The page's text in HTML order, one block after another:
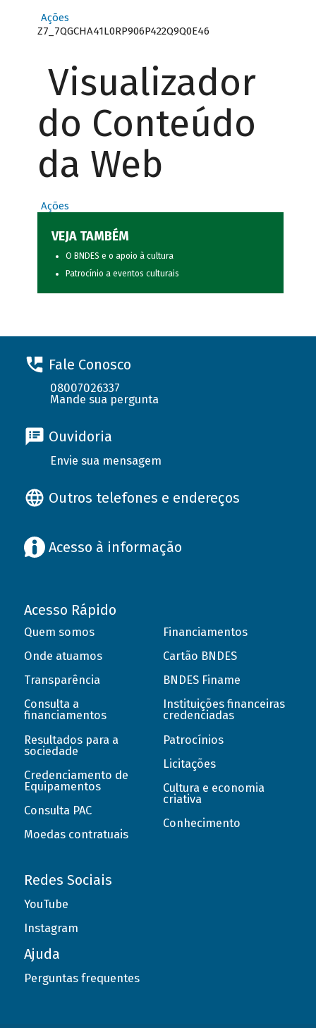
Ações
Z7_7QGCHA41L0RP906P422Q9Q0E46
Visualizador
do Conteúdo
da Web
Ações
VEJA TAMBÉM
O BNDES e o apoio à cultura
Patrocínio a eventos culturais
Fale Conosco
08007026337
Mande sua pergunta
Ouvidoria
Envie sua mensagem
Outros telefones e endereços
Acesso à informação
Acesso Rápido
Quem somos
Onde atuamos
Transparência
Consulta a
financiamentos
Resultados para a
sociedade
Credenciamento de
Equipamentos
Consulta PAC
Moedas contratuais
Financiamentos
Cartão BNDES
BNDES Finame
Instituições financeiras
credenciadas
Patrocínios
Licitações
Cultura e economia
criativa
Conhecimento
Redes Sociais
YouTube
Instagram
Ajuda
Perguntas frequentes